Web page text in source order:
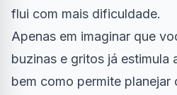
flui com mais dificuldade.
Apenas em imaginar que
buzinas e gritos já estimula
bem como permite planejar